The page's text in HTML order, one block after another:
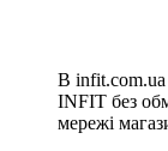
В infit.com.ua
INFIT без
мережі